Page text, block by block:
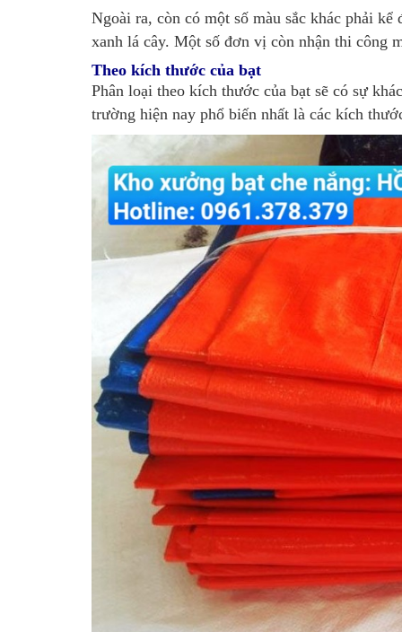
Ngoài ra, còn có một số màu sắc khác phải kể
xanh lá cây. Một số đơn vị còn nhận thi công
Theo kích thước của bạt
Phân loại theo kích thước của bạt sẽ có sự
trường hiện nay phổ biến nhất là các kích